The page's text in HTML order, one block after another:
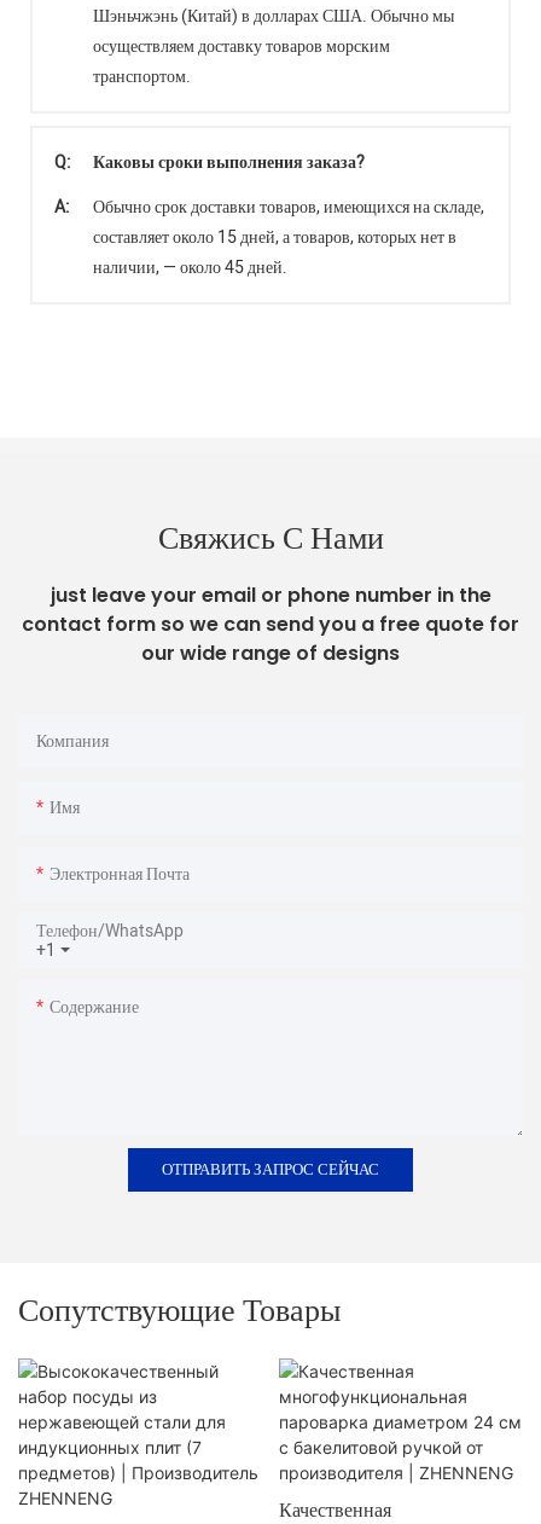
Шэньчжэнь (Китай) в долларах США. Обычно мы
осуществляем доставку товаров морским
транспортом.
Q:
Каковы сроки выполнения заказа?
A:
Обычно срок доставки товаров, имеющихся на складе,
составляет около 15 дней, а товаров, которых нет в
наличии, — около 45 дней.
Свяжись С Нами
just leave your email or phone number in the
contact form so we can send you a free quote for
our wide range of designs
Компания
Имя
Электронная Почта
+1
Телефон/WhatsApp
Содержание
ОТПРАВИТЬ ЗАПРОС СЕЙЧАС
Сопутствующие Товары
Качественная